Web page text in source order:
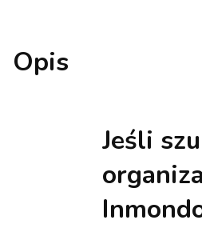
Opis
Jeśli